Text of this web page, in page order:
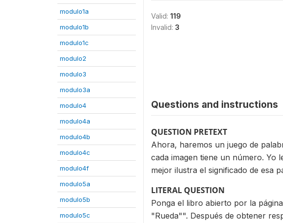
modulo1a
modulo1b
modulo1c
modulo2
modulo3
modulo3a
modulo4
modulo4a
modulo4b
modulo4c
modulo4f
modulo5a
modulo5b
modulo5c
Valid: 119
Invalid: 3
Questions and instructions
QUESTION PRETEXT
Ahora, haremos un juego de
cada imagen tiene un número. Yo
mejor ilustra el significado de esa
LITERAL QUESTION
Ponga el libro abierto por la
"Rueda"". Después de obtener